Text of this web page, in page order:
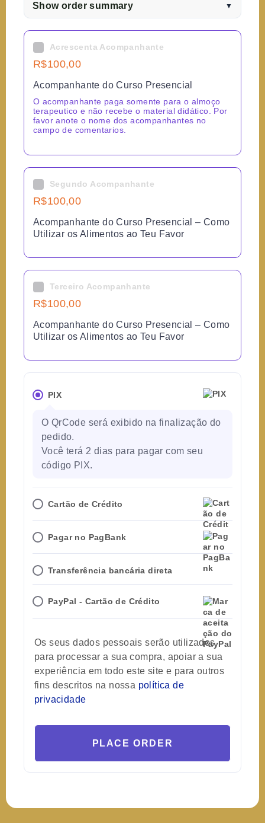
Show order summary ▼
Acrescenta Acompanhante
R$100,00
Acompanhante do Curso Presencial
O acompanhante paga somente para o almoço
terapeutico e não recebe o material didático. Por
favor anote o nome dos acompanhantes no
campo de comentarios.
Segundo Acompanhante
R$100,00
Acompanhante do Curso Presencial – Como
Utilizar os Alimentos ao Teu Favor
Terceiro Acompanhante
R$100,00
Acompanhante do Curso Presencial – Como
Utilizar os Alimentos ao Teu Favor
PIX
O QrCode será exibido na finalização do
pedido.
Você terá 2 dias para pagar com seu
código PIX.
Cartão de Crédito
Pagar no PagBank
Transferência bancária direta
PayPal - Cartão de Crédito
Os seus dados pessoais serão utilizados
para processar a sua compra, apoiar a sua
experiência em todo este site e para outros
fins descritos na nossa política de
privacidade
PLACE ORDER